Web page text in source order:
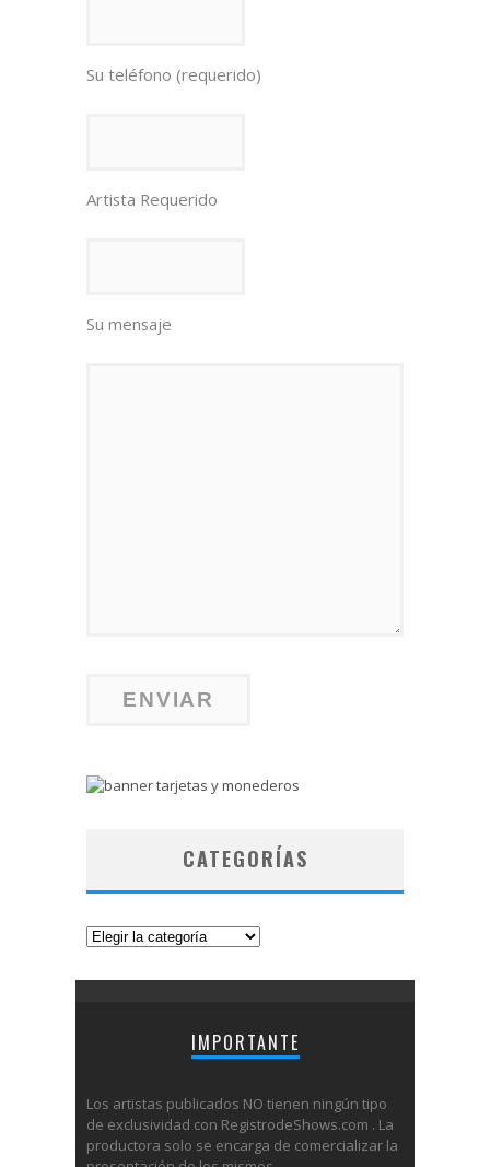
Su teléfono (requerido)
Artista Requerido
Su mensaje
CATEGORÍAS
Categorías
IMPORTANTE
Los artistas publicados NO tienen ningún tipo
de exclusividad con RegistrodeShows.com . La
productora solo se encarga de comercializar la